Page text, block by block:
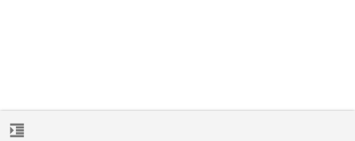
format_indent_increase